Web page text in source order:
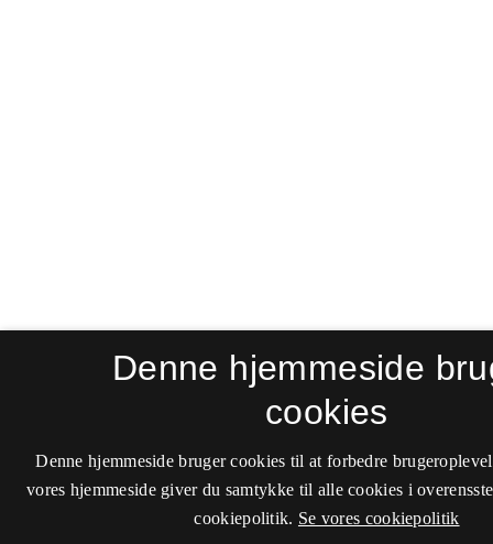
Denne hjemmeside
cookies
Denne hjemmeside bruger cookies til at forbedre
vores hjemmeside giver du samtykke til alle cookies i
cookiepolitik. Se vores cookiepolitik